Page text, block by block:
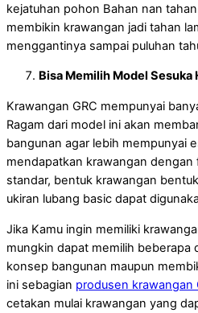
kejatuhan pohon Bahan nan
membikin krawangan jadi tahan
menggantinya sampai puluhan
Bisa Memilih Model Sesuka
Krawangan GRC mempunyai
Ragam dari model ini akan
bangunan agar lebih mempunyai
mendapatkan krawangan dengan
standar, bentuk krawangan
ukiran lubang basic dapat
Jika Kamu ingin memiliki
mungkin dapat memilih beberapa
konsep bangunan maupun
ini sebagian produsen krawangan
cetakan mulai krawangan yang